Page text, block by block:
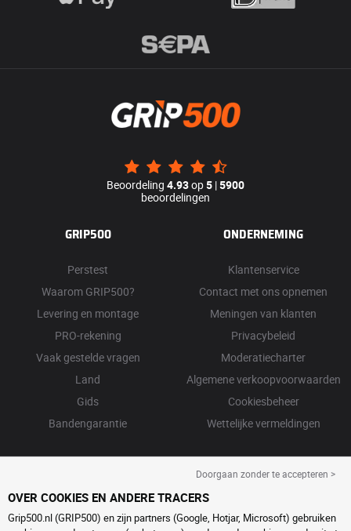
Beoordeling 4.93op5 |5900
beoordelingen
GRIP500
Perstest
Waarom GRIP500?
Levering en montage
PRO-rekening
Vaak gestelde vragen
Land
Gids
Bandengarantie
ONDERNEMING
Klantenservice
Contact met ons opnemen
Meningen van klanten
Privacybeleid
Moderatiecharter
Algemene verkoopvoorwaarden
Cookiesbeheer
Wettelijke vermeldingen
Doorgaan zonder te accepteren >
OVER COOKIES EN ANDERE TRACERS
Grip500.nl (GRIP500) en zijn partners (Google, Hotjar, Microsoft) gebruiken